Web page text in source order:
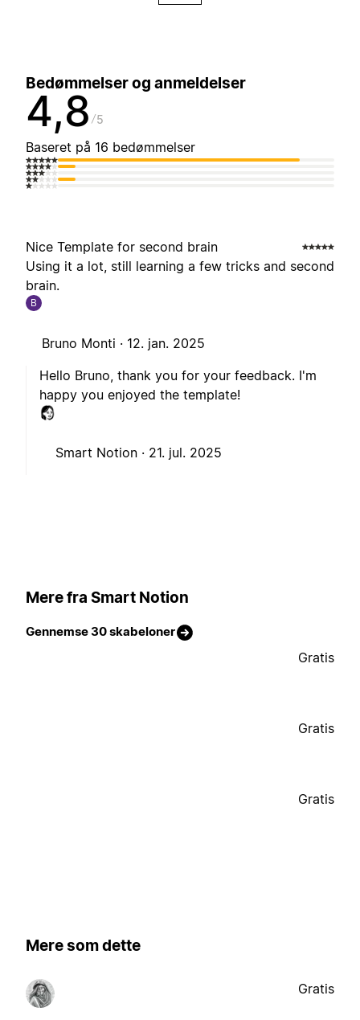
Bedømmelser og anmeldelser
4,8 5
Baseret på 16 bedømmelser
Nice Template for second brain
Using it a lot, still learning a few tricks and second
brain.
B
Bruno Monti · 12. jan. 2025
Hello Bruno, thank you for your feedback. I'm
happy you enjoyed the template!
Smart Notion · 21. jul. 2025
Mere fra Smart Notion
Gennemse 30 skabeloner
Gratis
Gratis
Gratis
Mere som dette
Gratis